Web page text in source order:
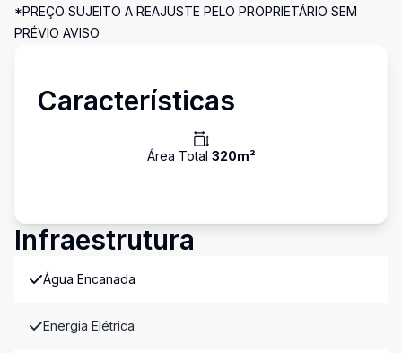
*PREÇO SUJEITO A REAJUSTE PELO PROPRIETÁRIO SEM
PRÉVIO AVISO
Características
Área Total 320m²
Infraestrutura
Água Encanada
Energia Elétrica